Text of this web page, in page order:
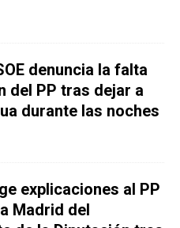
denuncia la falta
del PP tras dejar a
durante las noches
explicaciones al PP
Madrid del